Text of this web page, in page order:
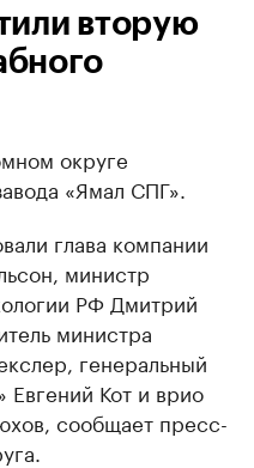
вторую
округе
«Ямал СПГ».
глава компании
министр
РФ Дмитрий
министра
генеральный
Кот и врио
сообщает пресс-